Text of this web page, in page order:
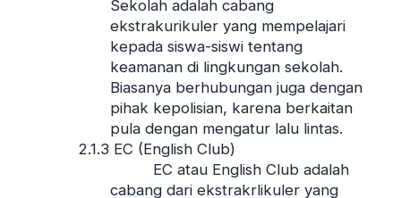
Sekolah adalah cabang
ekstrakurikuler yang mempelajari
kepada siswa-siswi tentang
keamanan di lingkungan sekolah.
Biasanya berhubungan juga dengan
pihak kepolisian, karena berkaitan
pula dengan mengatur lalu lintas.
2.1.3 EC (English Club)
EC atau English Club adalah
cabang dari ekstrakrlikuler yang